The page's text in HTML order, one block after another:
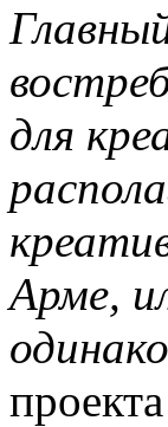
для
Арме,
проекта